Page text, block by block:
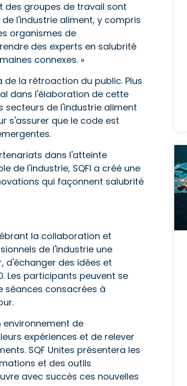
des groupes de travail sont
l'industrie aliment, y compris
organismes de
des experts en salubrité
connexes. »
la rétroaction du public. Plus
dans l'élaboration de cette
secteurs de l'industrie aliment
s'assurer que le code est
dans l'atteinte
de l'industrie, SQFI a créé une
qui façonnent salubrité
la collaboration et
de l'industrie une
d'échanger des idées et
Les participants peuvent se
séances consacrées à
environnement de
expériences et de relever
SQF Unites présentera les
et des outils
avec succès ces nouvelles